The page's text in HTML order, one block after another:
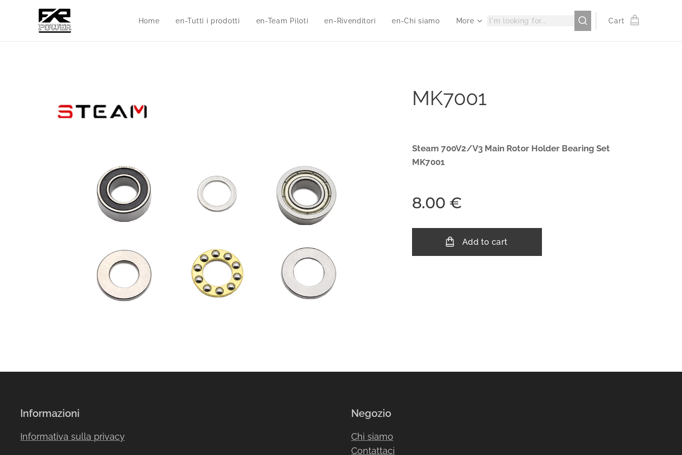
Home en-Tutti i prodotti en-Team Piloti en-Rivenditori en-Chi siamo More Cart
MK7001
Steam 700V2/V3 Main Rotor Holder Bearing Set
MK7001
8.00 €
Add to cart
Informazioni
Informativa sulla privacy
Negozio
Chi siamo
Contattaci